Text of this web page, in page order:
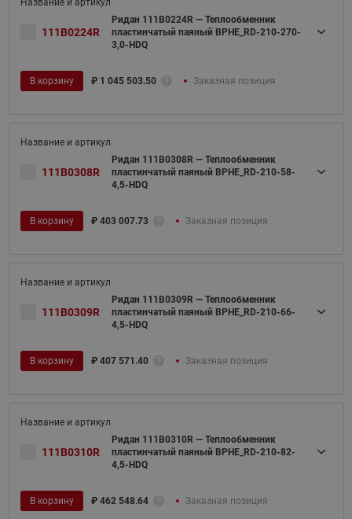
111B0224R
Ридан 111B0224R — Теплообменник
пластинчатый паяный BPHE_RD-210-270-
3,0-HDQ
В корзину ₽ 1 045 503.50 Заказная позиция
111B0308R
Ридан 111B0308R — Теплообменник
пластинчатый паяный BPHE_RD-210-58-
4,5-HDQ
В корзину ₽ 403 007.73 Заказная позиция
111B0309R
Ридан 111B0309R — Теплообменник
пластинчатый паяный BPHE_RD-210-66-
4,5-HDQ
В корзину ₽ 407 571.40 Заказная позиция
111B0310R
Ридан 111B0310R — Теплообменник
пластинчатый паяный BPHE_RD-210-82-
4,5-HDQ
В корзину ₽ 462 548.64 Заказная позиция